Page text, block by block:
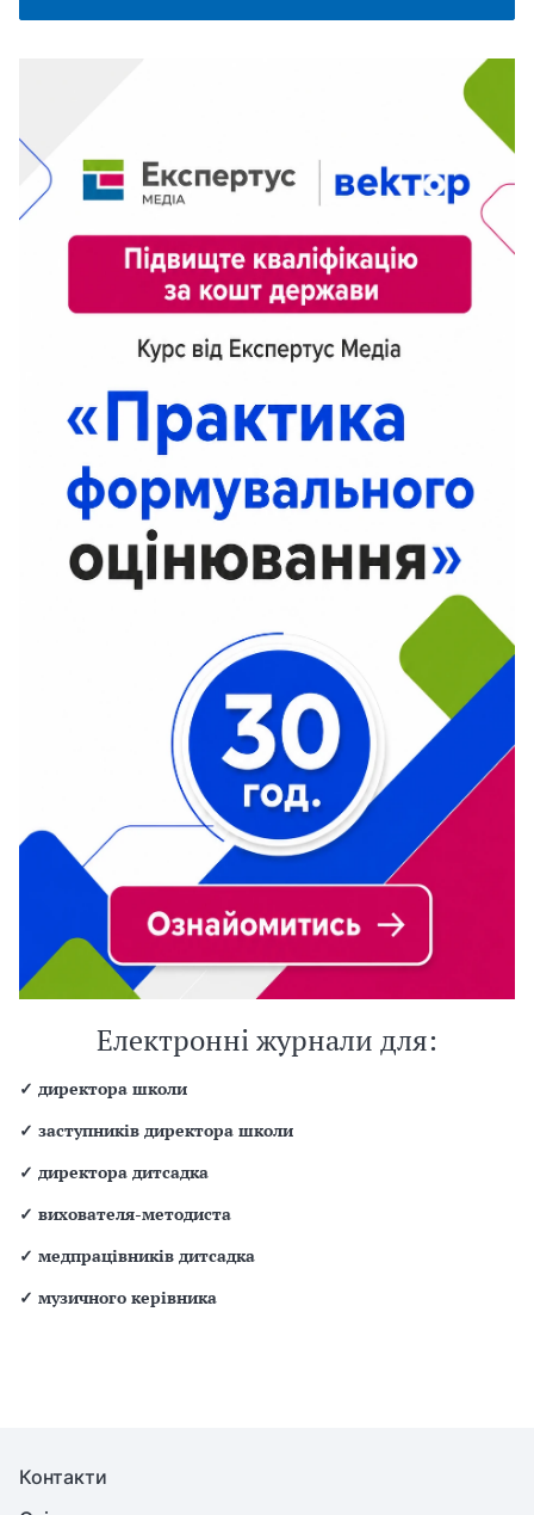
Електронні журнали для:
✓ директора школи
✓ заступників директора школи
✓ директора дитсадка
✓ вихователя-методиста
✓ медпрацівників дитсадка
✓ музичного керівника
Контакти